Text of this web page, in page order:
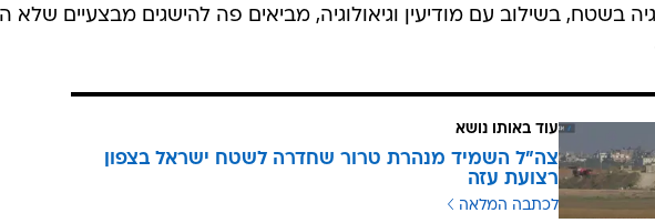
בשטח, בשילוב עם מודיעין וגיאולוגיה, מביאים פה להישגים מבצעיים שלא
עוד באותו נושא
צה"ל השמיד מנהרת טרור שחדרה לשטח ישראל בצפון
רצועת עזה
לכתבה המלאה